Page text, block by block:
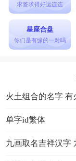
求签求得好运连连
星座合盘
你们是有缘的一对吗
火土组合的名字
单字id繁体
九画取名吉祥汉字